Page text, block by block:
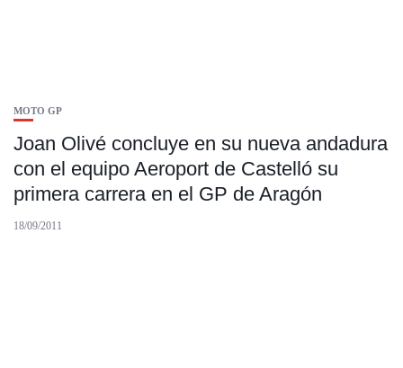
MOTO GP
Joan Olivé concluye en su nueva andadura
con el equipo Aeroport de Castelló su
primera carrera en el GP de Aragón
18/09/2011